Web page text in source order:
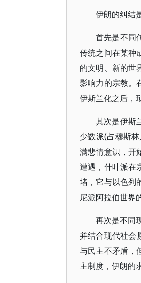
伊朗的纠结
首先是不同
传统之间在某种
的文明、新的世
影响力的宗教。
伊斯兰化之后，
其次是伊斯
少数派(占穆斯
满悲情意识，开
遭遇，什叶派在
堵，它与以色列
尼派阿拉伯世界
再次是不同
并结合现代社会
与民主不矛盾，
主制度，伊朗的